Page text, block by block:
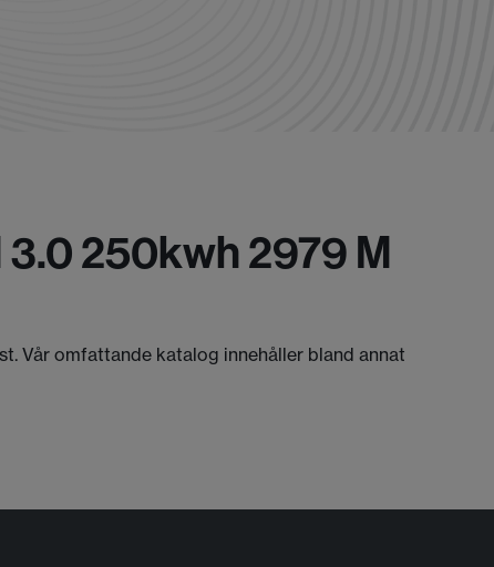
3.0 250kwh 2979 M
Vår omfattande katalog innehåller bland annat